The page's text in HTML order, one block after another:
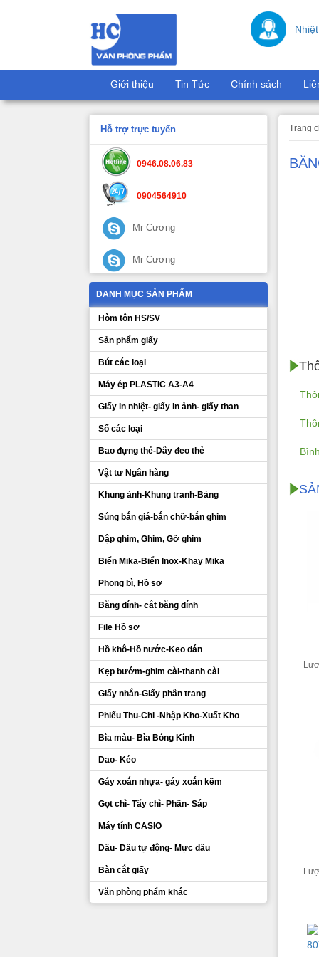
Giới thiệu Tin Tức Chính sách
Hỗ trợ trực tuyến
0946.08.06.83
0904564910
Mr Cương
Mr Cương
DANH MỤC SẢN PHẨM
Hòm tôn HS/SV
Sản phẩm giấy
Bút các loại
Máy ép PLASTIC A3-A4
Giấy in nhiệt- giấy in ảnh- giấy than
Sổ các loại
Bao đựng thẻ-Dây đeo thẻ
Vật tư Ngân hàng
Khung ảnh-Khung tranh-Bảng
Súng bắn giá-bắn chữ-bắn ghim
Dập ghim, Ghim, Gỡ ghim
Biển Mika-Biển Inox-Khay Mika
Phong bì, Hồ sơ
Băng dính- cắt băng dính
File Hồ sơ
Hồ khô-Hồ nước-Keo dán
Kẹp bướm-ghim cài-thanh cài
Giấy nhắn-Giấy phân trang
Phiếu Thu-Chi -Nhập Kho-Xuất Kho
Bìa màu- Bìa Bóng Kính
Dao- Kéo
Gáy xoắn nhựa- gáy xoắn kẽm
Gọt chì- Tẩy chì- Phấn- Sáp
Máy tính CASIO
Dấu- Dấu tự động- Mực dấu
Bàn cắt giấy
Văn phòng phẩm khác
Trang